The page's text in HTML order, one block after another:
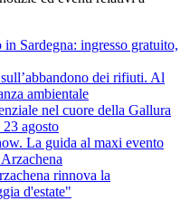
Sardegna: ingresso gratuito,
dei rifiuti. Al
ambientale
nel cuore della Gallura
agosto
La guida al maxi evento
rinnova la
d'estate"